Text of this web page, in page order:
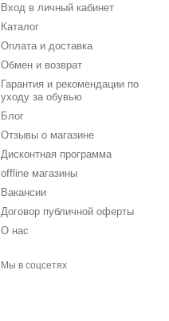
Вход в личный кабинет
Каталог
Оплата и доставка
Обмен и возврат
Гарантия и рекомендации по
уходу за обувью
Блог
Отзывы о магазине
Дисконтная программа
offline магазины
Вакансии
Договор публичной оферты
О нас
Мы в соцсетях